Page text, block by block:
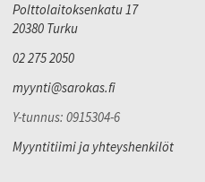
Polttolaitoksenkatu 17
20380 Turku
02 275 2050
myynti@sarokas.fi
Y-tunnus: 0915304-6
Myyntitiimi ja yhteyshenkilöt